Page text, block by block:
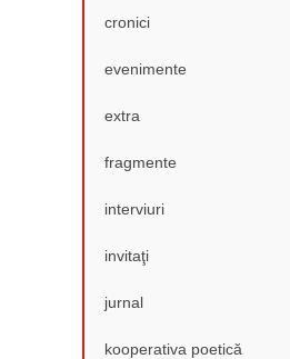
cronici
evenimente
extra
fragmente
interviuri
invitaţi
jurnal
kooperativa poetică